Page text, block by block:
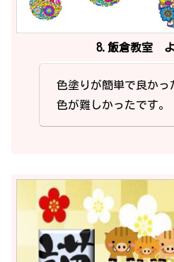
8.飯倉教室 よ
色塗りが簡単で良かっ
色が難しかったです。